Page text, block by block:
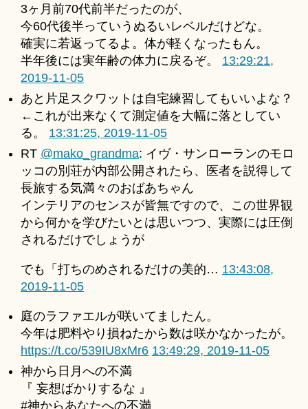
3ヶ月前70代前半だったのが、
今60代後半っていうぬるいレベルだけどな。
確実に若返ってるよ。体が軽くなったもん。
半年後には実年齢の体力に戻るぞ。 13:29:21,
2019-11-05
あと片足スクワットは自宅練習してもいいよな？
←これが出来なくて測定値を大幅に落としてい
る。 13:31:25, 2019-11-05
RT @mako_grandma: イヴ・サンローランのモロ
ッコの別荘が内部公開されたら、医者を説得して
長旅する気満々のおばあちゃん
インテリアのセンスが皆無ですので、この世界観
から何かを学びたいとは思いつつ、実際には圧倒
されるだけでしょうが
でも「打ちのめされるだけの美的… 13:43:08,
2019-11-05
庭のラファエルが咲いてましたん。
今年は肥料やり損ねたから数は咲かなかったが。
https://t.co/539IU8xMr6 13:49:29, 2019-11-05
神から日月への不満
『 妄想ばかりするな 』
#神からあなたへの不満